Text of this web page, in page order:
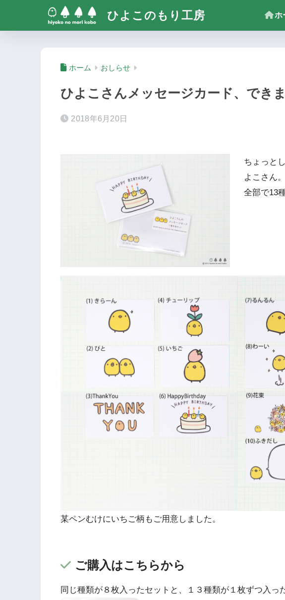
ひよこのもり工房 ホ
ホーム おしらせ
ひよこさんメッセージカード、でき
2018年6月20日
ちょっと
よこさん。
全部で13
某ペンむけにいちご柄もご用意しました。
ご購入はこちらから
同じ種類が８枚入ったセットと、１３種類が１枚ずつ入っ